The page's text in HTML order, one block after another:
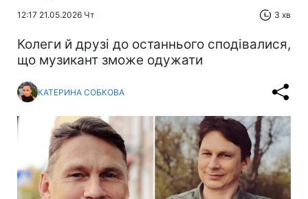
12:17 21.05.2026 Чт 3 хв
Колеги й друзі до останнього сподівалися,
що музикант зможе одужати
КАТЕРИНА СОБКОВА